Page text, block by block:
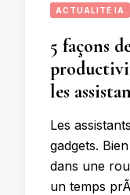
ACTUALITÉ IA
5 façons
les
Les
gadgets.
dans une
un temps